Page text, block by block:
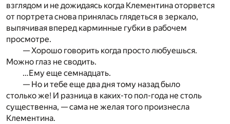
взглядом и не дожидаясь когда Клементина оторвется
от портрета снова принялась глядеться в зеркало,
выпячивая вперед карминные губки в рабочем
просмотре.
— Хорошо говорить когда просто любуешься.
Можно глаз не сводить.
…Ему еще семнадцать.
— Но и тебе еще два дня тому назад было
столько же! И разница в каких-то пол-года не столь
существенна, — сама не желая того произнесла
Клементина.